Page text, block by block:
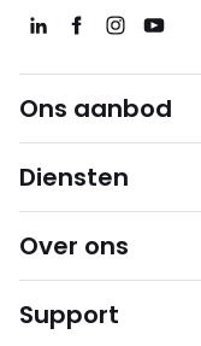
Ons aanbod
Diensten
Over ons
Support